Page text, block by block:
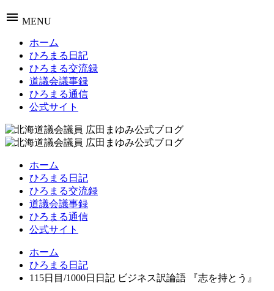
menu MENU
ホーム
ひろまる日記
ひろまる交流録
道議会議事録
ひろまる通信
公式サイト
ホーム
ひろまる日記
ひろまる交流録
道議会議事録
ひろまる通信
公式サイト
ホーム
ひろまる日記
115日目/1000日日記 ビジネス訳論語 『志を持とう』